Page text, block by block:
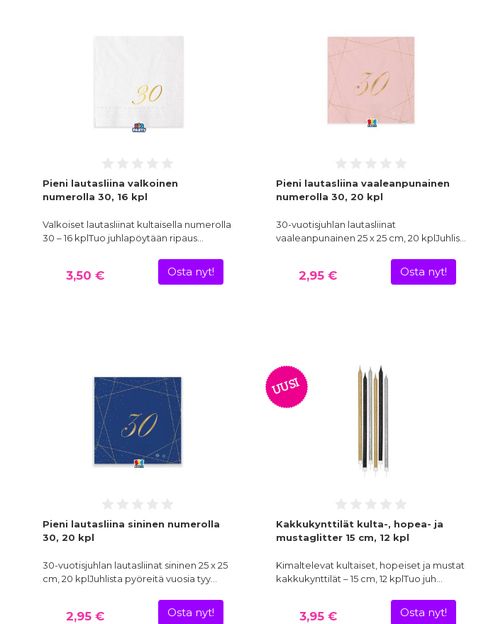
Pieni lautasliina valkoinen
numerolla 30, 16 kpl
Valkoiset lautasliinat kultaisella numerolla
30 – 16 kplTuo juhlapöytään ripaus…
3,50 € Osta nyt!
Pieni lautasliina vaaleanpunainen
numerolla 30, 20 kpl
30-vuotisjuhlan lautasliinat
vaaleanpunainen 25 x 25 cm, 20 kplJuhlis…
2,95 € Osta nyt!
Pieni lautasliina sininen numerolla
30, 20 kpl
30-vuotisjuhlan lautasliinat sininen 25 x 25
cm, 20 kplJuhlista pyöreitä vuosia tyy…
2,95 € Osta nyt!
UUSI
Kakkukynttilät kulta-, hopea- ja
mustaglitter 15 cm, 12 kpl
Kimaltelevat kultaiset, hopeiset ja mustat
kakkukynttilät – 15 cm, 12 kplTuo juh…
3,95 € Osta nyt!